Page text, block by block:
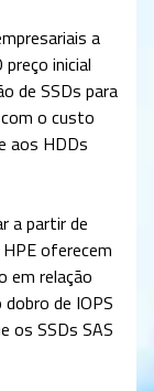
a
inicial
de SSDs para
o custo
aos HDDs
a partir de
oferecem
em relação
de IOPS
os SSDs SAS